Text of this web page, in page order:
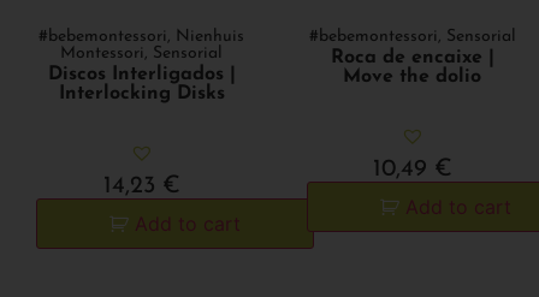
#bebemontessori , Nienhuis
Montessori , Sensorial
Discos Interligados |
Interlocking Disks
14,23 €
Add to cart
#bebemontessori , Sensorial
Roca de encaixe |
Move the dolio
10,49 €
Add to cart